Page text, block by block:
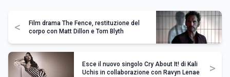
<
Film drama The Fence, restituzione del
corpo con Matt Dillon e Tom Blyth
Esce il nuovo singolo Cry About It! di Kali
Uchis in collaborazione con Ravyn Lenae
>